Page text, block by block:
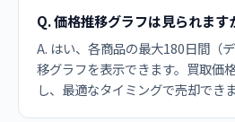
Q. 価格推移グラフは見られます
A. はい、各商品の最大180日間（
移グラフを表示できます。買取価
し、最適なタイミングで売却できま